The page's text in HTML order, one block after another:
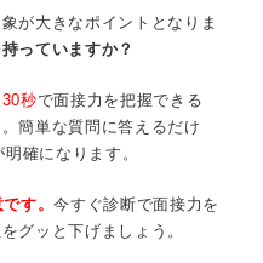
！ 最終面接に落ちたとき
も大幅に早く終わった
取る様子がない
が大きなポイントとなりま
っていますか？
秒で面接力を把握できる
簡単な質問に答えるだけ
明確になります。
です。今すぐ診断で面接力を
グッと下げましょう。